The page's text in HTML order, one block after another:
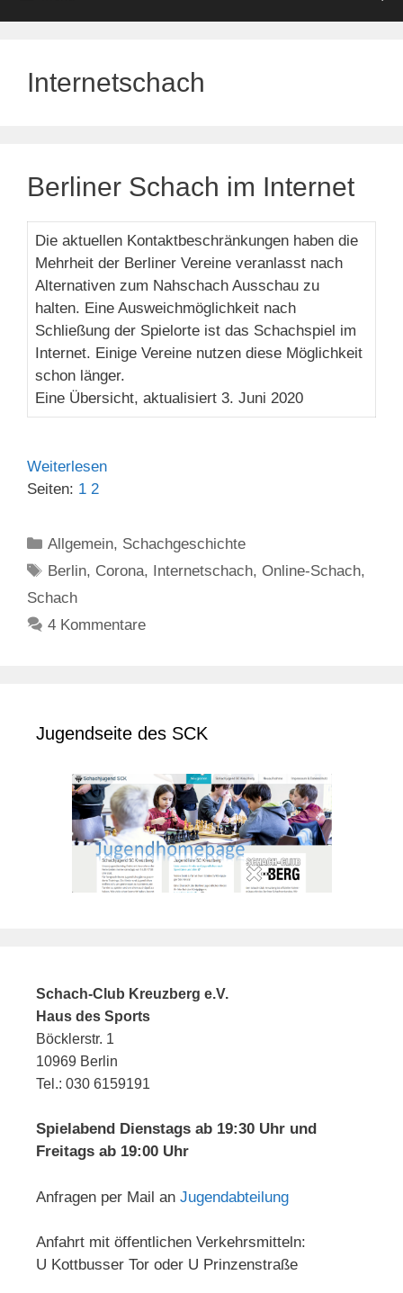
Internetschach
Berliner Schach im Internet
Die aktuellen Kontaktbeschränkungen haben die
Mehrheit der Berliner Vereine veranlasst nach
Alternativen zum Nahschach Ausschau zu
halten. Eine Ausweichmöglichkeit nach
Schließung der Spielorte ist das Schachspiel im
Internet. Einige Vereine nutzen diese Möglichkeit
schon länger.
Eine Übersicht, aktualisiert 3. Juni 2020
Weiterlesen
Seiten: 1 2
Kategorien
Allgemein, Schachgeschichte
Schlagwörter
Berlin, Corona, Internetschach,Online-Schach,
Schach
4 Kommentare
Jugendseite des SCK
Schach-Club Kreuzberg e.V.
Haus des Sports
Böcklerstr. 1
10969 Berlin
Tel.: 030 6159191
Spielabend Dienstags ab 19:30 Uhr und
Freitags ab 19:00 Uhr
Anfragen per Mail an Jugendabteilung
Anfahrt mit öffentlichen Verkehrsmitteln:
U Kottbusser Tor oder U Prinzenstraße